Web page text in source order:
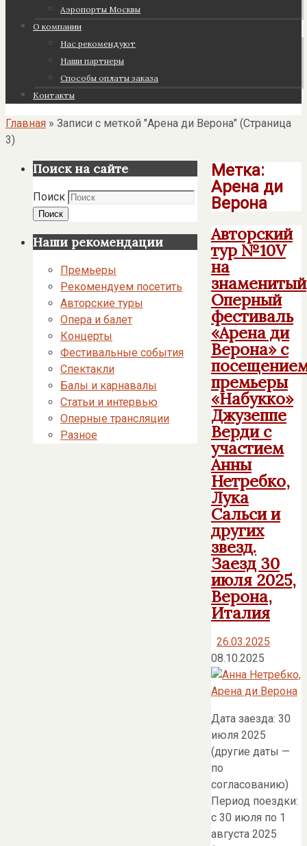
Аэропорты Москвы
О компании
Нас рекомендуют
Наши партнеры
Cпособы оплаты заказа
Контакты
Главная » Записи с меткой "Арена ди Верона" (Страница
3)
Метка:
Арена ди
Верона
Авторский
тур №10V
на
знаменитый
Оперный
фестиваль
«Арена ди
Верона» с
премьеры
«Набукко»
Джузеппе
Верди с
участием
Анны
Нетребко,
Лука
Сальси и
других
звезд.
Заезд 30
июля 2025,
Верона,
Италия
26.03.2025
08.10.2025
Дата заезда: 30
июля 2025
(другие даты —
по
согласованию)
Период поездки:
с 30 июля по 1
августа 2025
Поиск на сайте
Поиск
Поиск
Наши рекомендации
Премьеры
Рекомендуем посетить
Авторские туры
Опера и балет
Концерты
Фестивальные события
Спектакли
Балы и карнавалы
Статьи и интервью
Оперные трансляции
Разное